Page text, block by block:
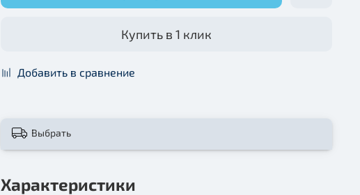
Купить в 1 клик
Добавить в сравнение
Выбрать
Характеристики